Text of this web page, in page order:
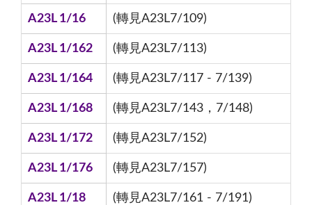
A23L 1/16 (轉見A23L7/109)
A23L 1/162 (轉見A23L7/113)
A23L 1/164 (轉見A23L7/117 - 7/139)
A23L 1/168 (轉見A23L7/143，7/148)
A23L 1/172 (轉見A23L7/152)
A23L 1/176 (轉見A23L7/157)
A23L 1/18 (轉見A23L7/161 - 7/191)